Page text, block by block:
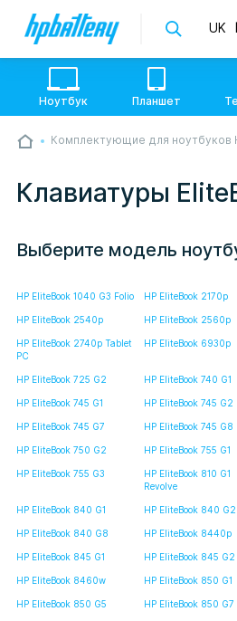
💙💛 Слава УкраЇні! Ми
Опрацьовуємо замовлення у
настільки швидко, як можемо.
перетелефонуємо вам.
UK
Ноутбук Планшет
Комплектующие для ноутбуков
Клавиатуры
Выберите модель
HP EliteBook 1040 G3 Folio HP EliteBook 2170p
HP EliteBook 2540p HP EliteBook 2560p
HP EliteBook 2740p Tablet
PC
HP EliteBook 6930p
HP EliteBook 725 G2 HP EliteBook 740 G1
HP EliteBook 745 G1 HP EliteBook 745 G2
HP EliteBook 745 G7 HP EliteBook 745 G8
HP EliteBook 750 G2 HP EliteBook 755 G1
HP EliteBook 755 G3
HP EliteBook 810 G1
Revolve
HP EliteBook 840 G1 HP EliteBook 840 G2
HP EliteBook 840 G8 HP EliteBook 8440p
HP EliteBook 845 G1 HP EliteBook 845 G2
HP EliteBook 8460w HP EliteBook 850 G1
HP EliteBook 850 G5 HP EliteBook 850 G7